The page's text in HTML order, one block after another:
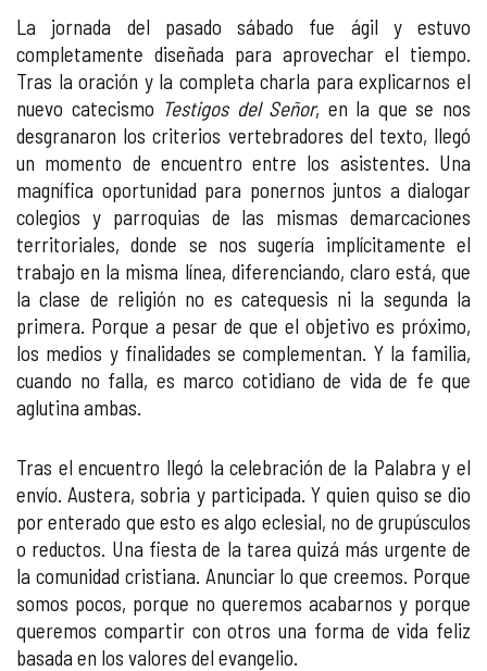
La jornada del pasado sábado fue ágil y estuvo
completamente diseñada para aprovechar el tiempo.
Tras la oración y la completa charla para explicarnos el
nuevo catecismo Testigos del Señor, en la que se nos
desgranaron los criterios vertebradores del texto, llegó
un momento de encuentro entre los asistentes. Una
magnífica oportunidad para ponernos juntos a dialogar
colegios y parroquias de las mismas demarcaciones
territoriales, donde se nos sugería implícitamente el
trabajo en la misma línea, diferenciando, claro está, que
la clase de religión no es catequesis ni la segunda la
primera. Porque a pesar de que el objetivo es próximo,
los medios y finalidades se complementan. Y la familia,
cuando no falla, es marco cotidiano de vida de fe que
aglutina ambas.
Tras el encuentro llegó la celebración de la Palabra y el
envío. Austera, sobria y participada. Y quien quiso se dio
por enterado que esto es algo eclesial, no de grupúsculos
o reductos. Una fiesta de la tarea quizá más urgente de
la comunidad cristiana. Anunciar lo que creemos. Porque
somos pocos, porque no queremos acabarnos y porque
queremos compartir con otros una forma de vida feliz
basada en los valores del evangelio.